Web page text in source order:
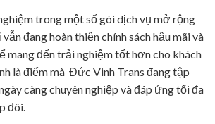
trong một số gói dịch vụ mở rộng
đang hoàn thiện chính sách hậu mãi và
mang đến trải nghiệm tốt hơn cho khách
là điểm mà Đức Vinh Trans đang tập
càng chuyên nghiệp và đáp ứng tối đa
đôi.